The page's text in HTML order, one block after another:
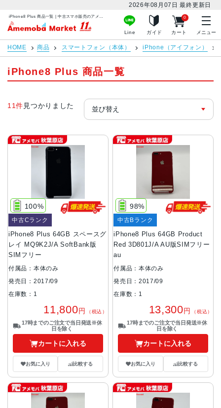
2026年08月07日 最終更新日
アメモバマーケット
Line ガイド カート
0
メニュー
HOME 商品 スマートフォン（本体） iPhone（アイフォン）
iPhone8 Plus 商品一覧
11件 見つかりました
iPhone8 Plus 64GB スペースグ
レイ MQ9K2J/A SoftBank版
SIMフリー
100%
中古Cランク
付属品：本体のみ
発売日：2017/09
在庫数：1
11,800円 （税込）
17時までのご注文で当日発送※休
日を除く
カートに入れる
お気に入り 比較する
iPhone8 Plus 64GB Product
Red 3D801J/A AU版SIMフリー
au
98%
中古Bランク
付属品：本体のみ
発売日：2017/09
在庫数：1
13,300円 （税込）
17時までのご注文で当日発送※休
日を除く
カートに入れる
お気に入り 比較する